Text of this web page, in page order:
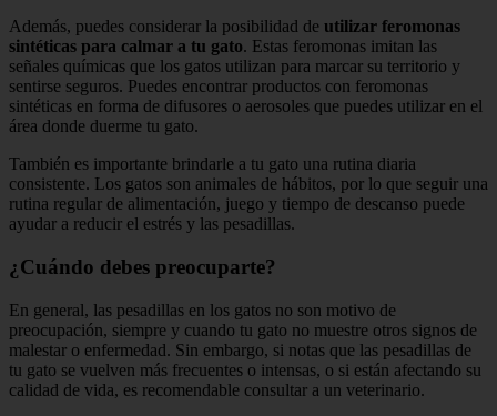
Además, puedes considerar la posibilidad de utilizar feromonas
sintéticas para calmar a tu gato. Estas feromonas imitan las
señales químicas que los gatos utilizan para marcar su territorio y
sentirse seguros. Puedes encontrar productos con feromonas
sintéticas en forma de difusores o aerosoles que puedes utilizar en el
área donde duerme tu gato.
También es importante brindarle a tu gato una rutina diaria
consistente. Los gatos son animales de hábitos, por lo que seguir una
rutina regular de alimentación, juego y tiempo de descanso puede
ayudar a reducir el estrés y las pesadillas.
¿Cuándo debes preocuparte?
En general, las pesadillas en los gatos no son motivo de
preocupación, siempre y cuando tu gato no muestre otros signos de
malestar o enfermedad. Sin embargo, si notas que las pesadillas de
tu gato se vuelven más frecuentes o intensas, o si están afectando su
calidad de vida, es recomendable consultar a un veterinario.